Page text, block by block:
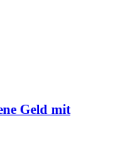
Geld mit